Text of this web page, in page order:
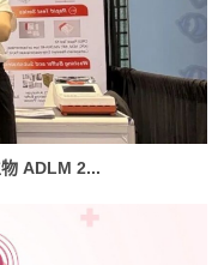
ADLM 2...